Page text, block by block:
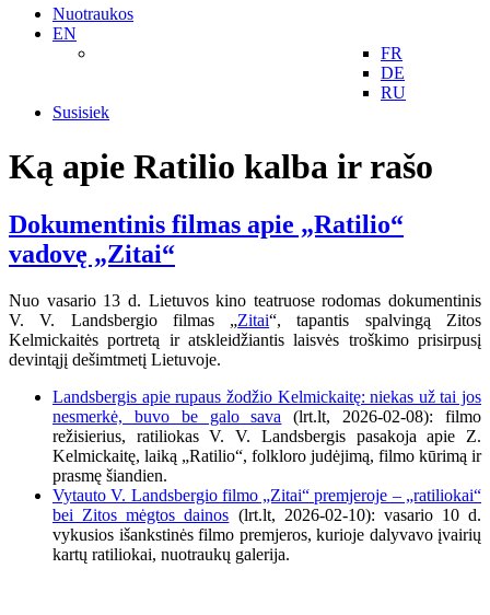
Nuotraukos
EN
FR
DE
RU
Susisiek
Ką apie Ratilio kalba ir rašo
Dokumentinis filmas apie „Ratilio“
vadovę „Zitai“
Nuo vasario 13 d. Lietuvos kino teatruose rodomas dokumentinis
V. V. Landsbergio filmas „Zitai“, tapantis spalvingą Zitos
Kelmickaitės portretą ir atskleidžiantis laisvės troškimo prisirpusį
devintąjį dešimtmetį Lietuvoje.
Landsbergis apie rupaus žodžio Kelmickaitę: niekas už tai jos
nesmerkė, buvo be galo sava (lrt.lt, 2026-02-08): filmo
režisierius, ratiliokas V. V. Landsbergis pasakoja apie Z.
Kelmickaitę, laiką „Ratilio“, folkloro judėjimą, filmo kūrimą ir
prasmę šiandien.
Vytauto V. Landsbergio filmo „Zitai“ premjeroje – „ratiliokai“
bei Zitos mėgtos dainos (lrt.lt, 2026-02-10): vasario 10 d.
vykusios išankstinės filmo premjeros, kurioje dalyvavo įvairių
kartų ratiliokai, nuotraukų galerija.